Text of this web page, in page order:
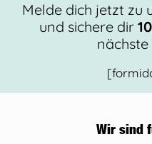
Melde dich jetzt zu
und sichere dir
nächste
Wir sind